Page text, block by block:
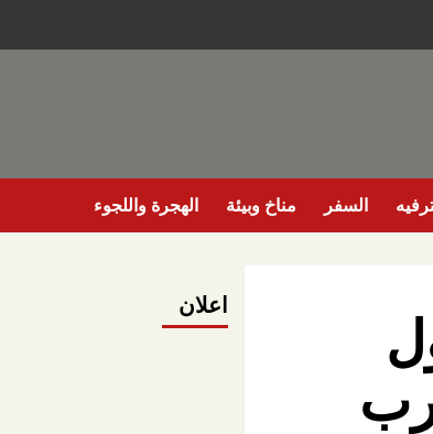
السفر مناخ وبيئة الهجرة واللجوء
اعلان